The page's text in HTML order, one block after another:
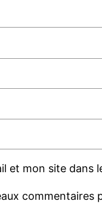
et mon site
commentaires